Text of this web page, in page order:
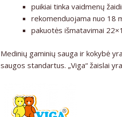
puikiai tinka vaidmenų
rekomenduojama nuo 18
pakuotės išmatavimai
Medinių gaminių sauga ir kokybė
saugos standartus. „Viga“ žaislai